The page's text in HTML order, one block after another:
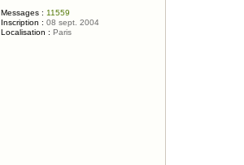
Messages : 11559
Inscription : 08 sept. 2004
Localisation : Paris